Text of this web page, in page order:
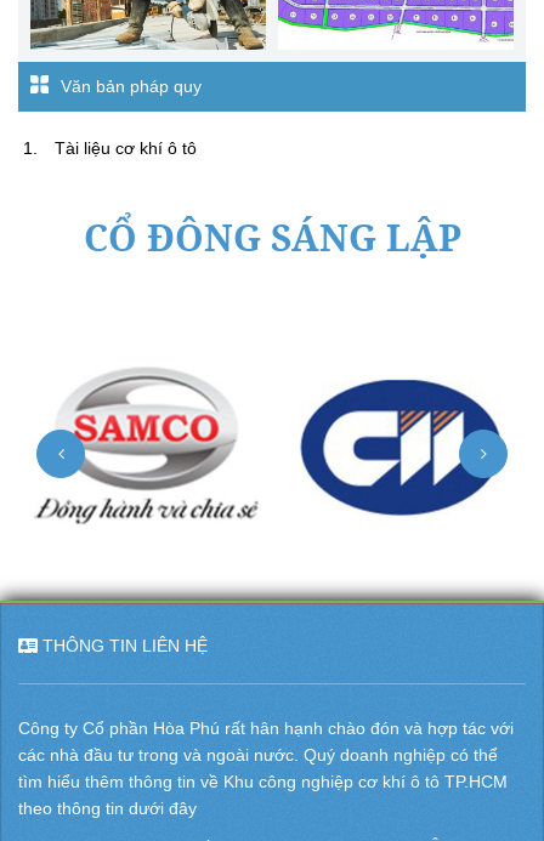
Văn bản pháp quy
Tài liệu cơ khí ô tô
CỔ ĐÔNG SÁNG LẬP
THÔNG TIN LIÊN HỆ
Công ty Cổ phần Hòa Phú rất hân hạnh chào đón và hợp tác với
các nhà đầu tư trong và ngoài nước. Quý doanh nghiệp có thể
tìm hiểu thêm thông tin về Khu công nghiệp cơ khí ô tô TP.HCM
theo thông tin dưới đây